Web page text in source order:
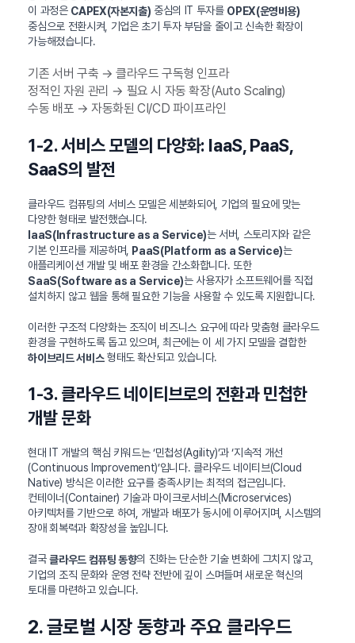
이 과정은 CAPEX(자본지출) 중심의 IT 투자를 OPEX(운영비용)
중심으로 전환시켜, 기업은 초기 투자 부담을 줄이고 신속한 확장이
가능해졌습니다.
기존 서버 구축 → 클라우드 구독형 인프라
정적인 자원 관리 → 필요 시 자동 확장(Auto Scaling)
수동 배포 → 자동화된 CI/CD 파이프라인
1-2. 서비스 모델의 다양화: IaaS, PaaS,
SaaS의 발전
클라우드 컴퓨팅의 서비스 모델은 세분화되어, 기업의 필요에 맞는
다양한 형태로 발전했습니다.
IaaS(Infrastructure as a Service)는 서버, 스토리지와 같은
기본 인프라를 제공하며, PaaS(Platform as a Service)는
애플리케이션 개발 및 배포 환경을 간소화합니다. 또한
SaaS(Software as a Service)는 사용자가 소프트웨어를 직접
설치하지 않고 웹을 통해 필요한 기능을 사용할 수 있도록 지원합니다.
이러한 구조적 다양화는 조직이 비즈니스 요구에 따라 맞춤형 클라우드
환경을 구현하도록 돕고 있으며, 최근에는 이 세 가지 모델을 결합한
하이브리드 서비스형태도 확산되고 있습니다.
1-3. 클라우드 네이티브로의 전환과 민첩한
개발 문화
현대 IT 개발의 핵심 키워드는 ‘민첩성(Agility)’과 ‘지속적 개선
(Continuous Improvement)’입니다. 클라우드 네이티브(Cloud
Native) 방식은 이러한 요구를 충족시키는 최적의 접근입니다.
컨테이너(Container) 기술과 마이크로서비스(Microservices)
아키텍처를 기반으로 하여, 개발과 배포가 동시에 이루어지며, 시스템의
장애 회복력과 확장성을 높입니다.
결국클라우드 컴퓨팅 동향의 진화는 단순한 기술 변화에 그치지 않고,
기업의 조직 문화와 운영 전략 전반에 깊이 스며들며 새로운 혁신의
토대를 마련하고 있습니다.
2. 글로벌 시장 동향과 주요 클라우드